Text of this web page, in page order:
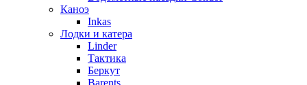
Каноэ
Inkas
Лодки и катера
Linder
Тактика
Беркут
Barents